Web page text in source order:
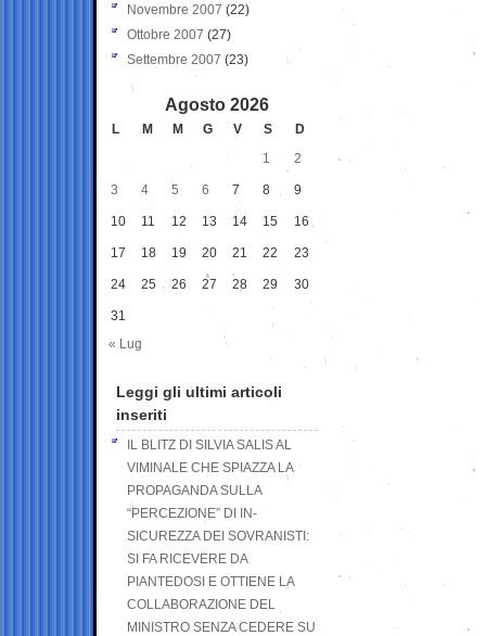
Novembre 2007 (22)
Ottobre 2007 (27)
Settembre 2007 (23)
Agosto 2026
L M M G V S
D
1
2
3 4 5 6 7 8 9
10 11 12 13 14 15 16
17 18 19 20 21 22 23
24 25 26 27 28 29 30
31
« Lug
Leggi gli ultimi articoli
inseriti
IL BLITZ DI SILVIA SALIS AL
VIMINALE CHE SPIAZZA LA
PROPAGANDA SULLA
“PERCEZIONE” DI IN-
SICUREZZA DEI SOVRANISTI:
SI FA RICEVERE DA
PIANTEDOSI E OTTIENE LA
COLLABORAZIONE DEL
MINISTRO SENZA CEDERE SU